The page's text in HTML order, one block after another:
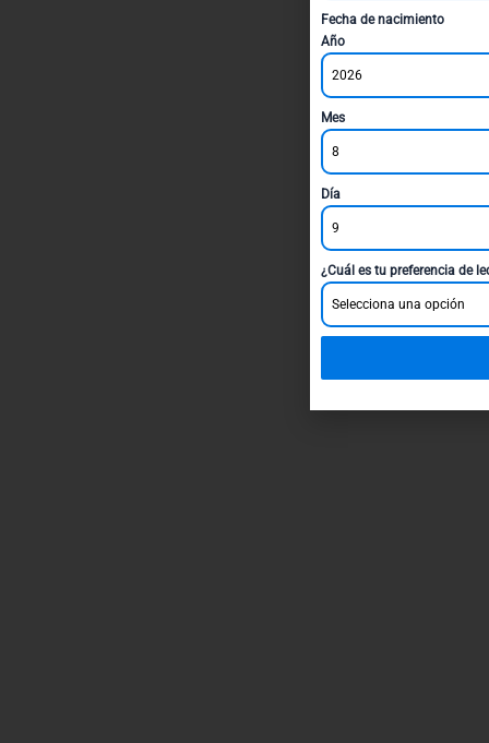
Fecha de nacimiento
Año
2026
Mes
8
Día
9
¿Cuál es tu preferencia de
Selecciona una opción